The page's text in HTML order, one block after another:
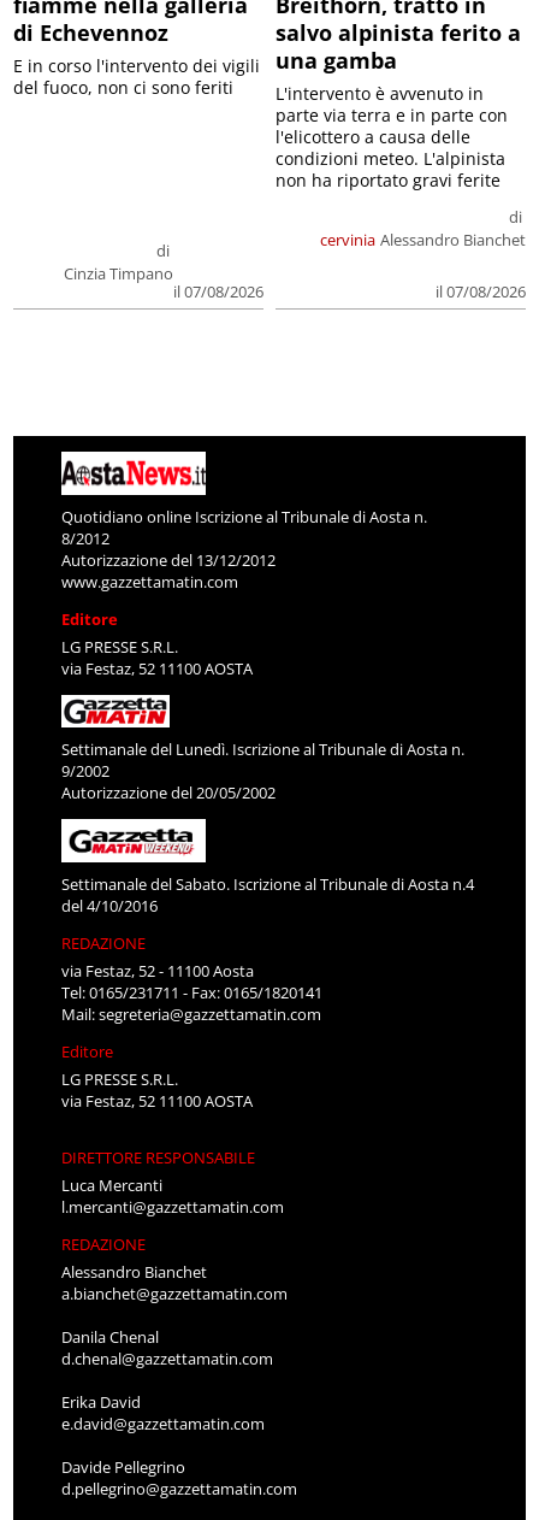
di Echevennoz
di
Cinzia Timpano
il 07/08/2026
E in corso l'intervento dei vigili
del fuoco, non ci sono feriti
salvo alpinista ferito a
una gamba
cervinia
di
Alessandro Bianchet
il 07/08/2026
L'intervento è avvenuto in
parte via terra e in parte con
l'elicottero a causa delle
condizioni meteo. L'alpinista
non ha riportato gravi ferite
Quotidiano online Iscrizione al Tribunale di Aosta n.
8/2012
Autorizzazione del 13/12/2012
www.gazzettamatin.com
Editore
LG PRESSE S.R.L.
via Festaz, 52 11100 AOSTA
Settimanale del Lunedì. Iscrizione al Tribunale di Aosta n.
9/2002
Autorizzazione del 20/05/2002
Settimanale del Sabato. Iscrizione al Tribunale di Aosta n.4
del 4/10/2016
REDAZIONE
via Festaz, 52 - 11100 Aosta
Tel: 0165/231711 - Fax: 0165/1820141
Mail:segreteria@gazzettamatin.com
Editore
LG PRESSE S.R.L.
via Festaz, 52 11100 AOSTA
DIRETTORE RESPONSABILE
Luca Mercanti
l.mercanti@gazzettamatin.com
REDAZIONE
Alessandro Bianchet
a.bianchet@gazzettamatin.com
Danila Chenal
d.chenal@gazzettamatin.com
Erika David
e.david@gazzettamatin.com
Davide Pellegrino
d.pellegrino@gazzettamatin.com